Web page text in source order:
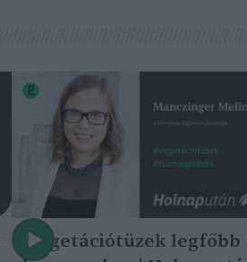
A vegetációtüzek legfőbb